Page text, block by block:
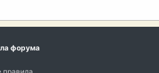
форума